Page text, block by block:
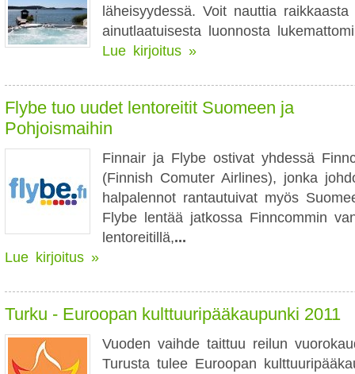
läheisyydessä. Voit nauttia
ainutlaatuisesta luonnosta
Lue kirjoitus »
Flybe tuo uudet lentoreitit Suomeen ja
Pohjoismaihin
Finnair ja Flybe ostivat yhdessä
(Finnish Comuter Airlines), jonka
halpalennot rantautuivat myös
Flybe lentää jatkossa Finncommin
lentoreitillä,...
Lue kirjoitus »
Turku - Euroopan kulttuuripääkaupunki 2011
Vuoden vaihde taittuu reilun
Turusta tulee Euroopan